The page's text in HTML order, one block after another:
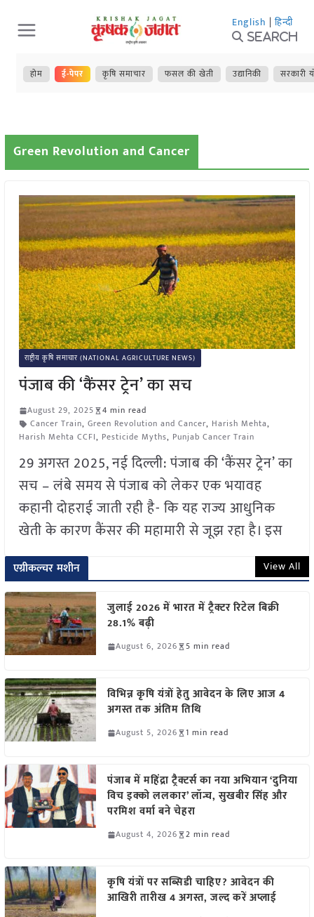
Skip
to
content
English | हिन्दी
Search
होम ई-पेपर कृषि समाचार फसल की खेती उद्यानिकी सरकारी
Green Revolution and Cancer
राष्ट्रीय कृषि समाचार (NATIONAL AGRICULTURE NEWS)
पंजाब की ‘कैंसर ट्रेन’ का सच
August 29, 2025
4 min read
Cancer Train, Green Revolution and Cancer, Harish Mehta,
Harish Mehta CCFI, Pesticide Myths, Punjab Cancer Train
29 अगस्त 2025, नई दिल्ली: पंजाब की ‘कैंसर ट्रेन’ का
सच – लंबे समय से पंजाब को लेकर एक भयावह
कहानी दोहराई जाती रही है- कि यह राज्य आधुनिक
खेती के कारण कैंसर की महामारी से जूझ रहा है। इस
एग्रीकल्चर मशीन View All
जुलाई 2026 में भारत में ट्रैक्टर रिटेल बिक्री
28.1% बढ़ी
August 6, 2026 5 min read
विभिन्न कृषि यंत्रों हेतु आवेदन के लिए आज 4
अगस्त तक अंतिम तिथि
August 5, 2026 1 min read
पंजाब में महिंद्रा ट्रैक्टर्स का नया अभियान ‘दुनिया
विच इक्को ललकार’ लॉन्च, सुखबीर सिंह और
परमिश वर्मा बने चेहरा
August 4, 2026 2 min read
कृषि यंत्रों पर सब्सिडी चाहिए? आवेदन की
आखिरी तारीख 4 अगस्त, जल्द करें अप्लाई